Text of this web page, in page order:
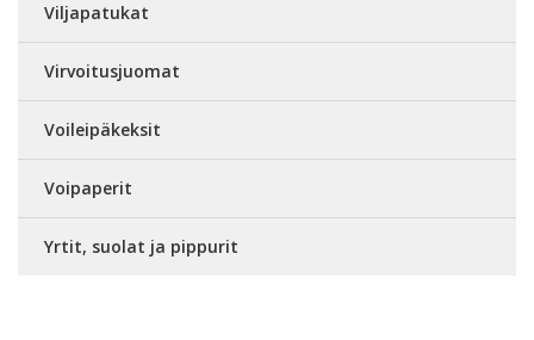
Viljapatukat
Virvoitusjuomat
Voileipäkeksit
Voipaperit
Yrtit, suolat ja pippurit